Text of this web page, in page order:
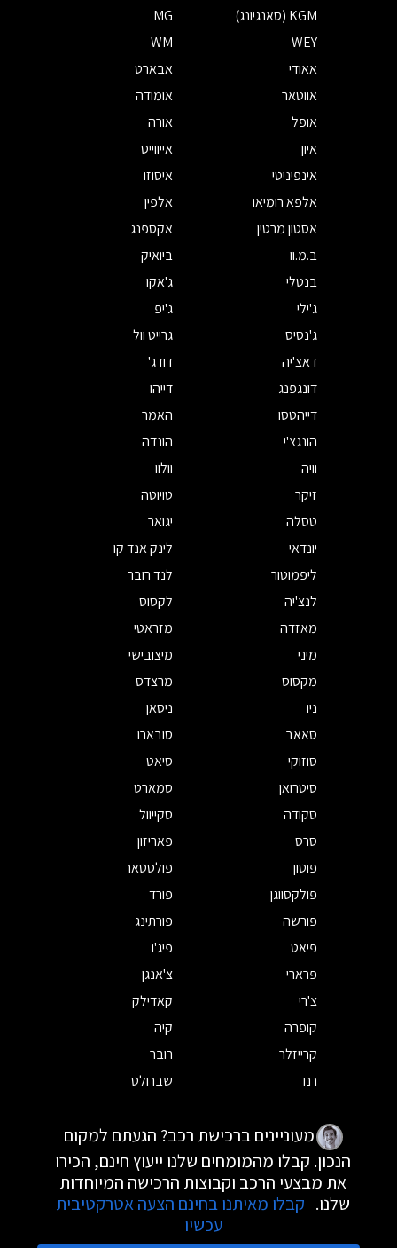
KGM (סאנגיונג)
MG
WEY
WM
אאודי
אבארט
אווטאר
אומודה
אופל
אורה
איון
אייווייס
אינפיניטי
איסוזו
אלפא רומיאו
אלפין
אסטון מרטין
אקספנג
ב.מ.וו
ביואיק
בנטלי
ג'אקו
ג'ילי
ג'יפ
ג'נסיס
גרייט וול
דאצ'יה
דודג'
דונגפנג
דייהו
דייהטסו
האמר
הונגצ'י
הונדה
וויה
וולוו
זיקר
טויוטה
טסלה
יגואר
יונדאי
לינק אנד קו
ליפמוטור
לנד רובר
לנצ'יה
לקסוס
מאזדה
מזראטי
מיני
מיצובישי
מקסוס
מרצדס
ניו
ניסאן
סאאב
סובארו
סוזוקי
סיאט
סיטרואן
סמארט
סקודה
סקייוול
סרס
פאריזון
פוטון
פולסטאר
פולקסווגן
פורד
פורשה
פורתינג
פיאט
פיג'ו
פרארי
צ'אנגן
צ'רי
קאדילק
קופרה
קיה
קרייזלר
רובר
רנו
שברולט
מעוניינים ברכישת רכב? הגעתם למקום
הנכון. קבלו מהמומחים שלנו ייעוץ חינם, הכירו
את מבצעי הרכב וקבוצות הרכישה המיוחדות
שלנו. קבלו מאיתנו בחינם הצעה אטרקטיבית
עכשיו